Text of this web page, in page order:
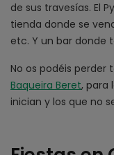
de sus travesías. El
tienda donde se
etc. Y un bar donde
No os podéis perder
Baqueira Beret, para
inician y los que no